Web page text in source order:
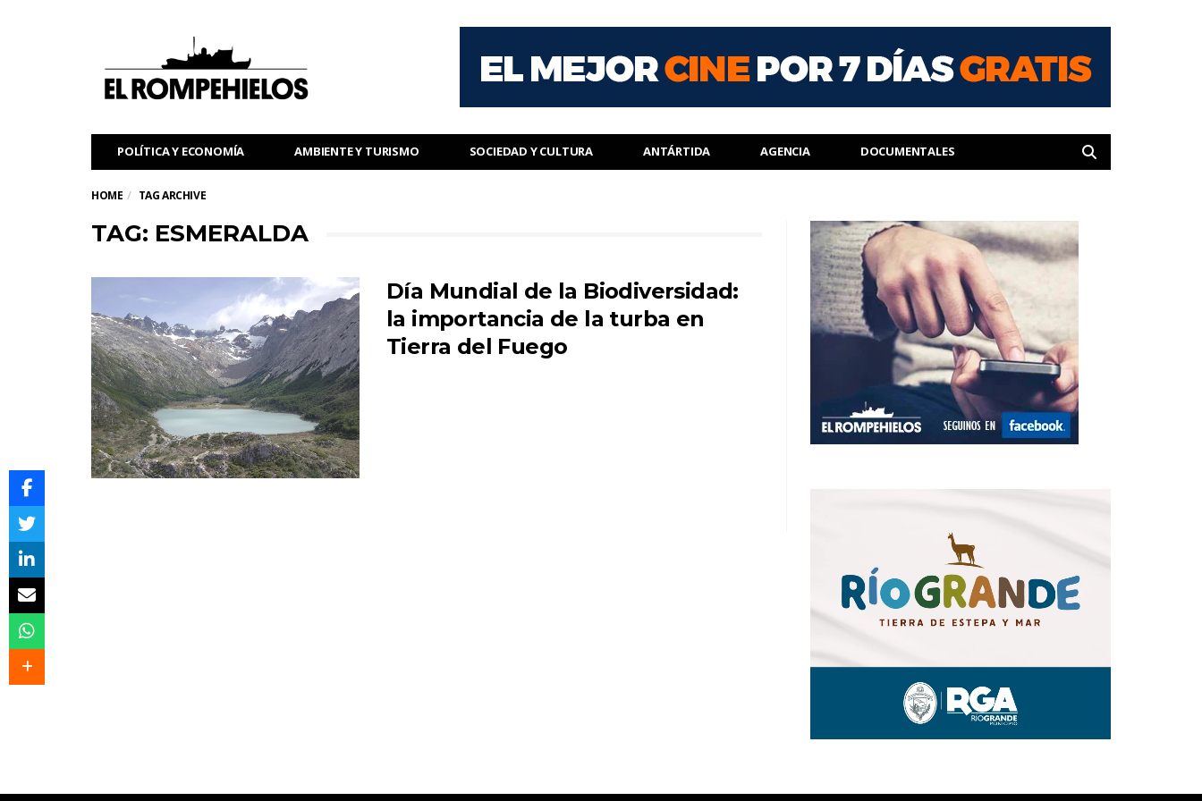
POLÍTICA Y ECONOMÍA AMBIENTE Y TURISMO SOCIEDAD Y CULTURA ANTÁRTIDA AGENCIA DOCUMENTALES
HOME TAG ARCHIVE
TAG: ESMERALDA
Día Mundial de la Biodiversidad:
la importancia de la turba en
Tierra del Fuego